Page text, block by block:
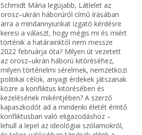
Schmidt Mária legújabb, Látlelet az
orosz–ukrán háborúról című írásában
arra a mindannyiunkat izgató kérdésre
keresi a választ, hogy mégis mi és miért
történik a határainktól nem messze
2022 februárja óta? Milyen út vezetett
az orosz–ukrán háború kitöréséhez,
milyen történelmi sérelmek, nemzetközi
politikai célok, anyagi érdekek játszanak
közre a konfliktus kitörésében és
kezelésének mikéntjében? A szerző
kapaszkodót ad a mindenki életét érintő
konfliktusban való eligazodáshoz –
lehull a lepel az ideológiai szólamokról,